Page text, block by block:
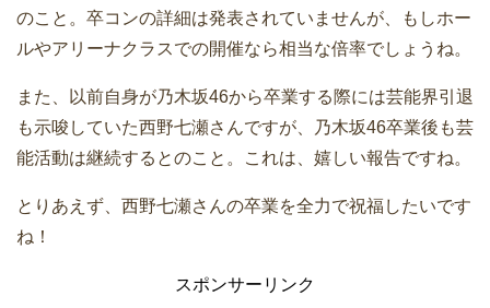
のこと。卒コンの詳細は発表されていませんが、もしホー
ルやアリーナクラスでの開催なら相当な倍率でしょうね。
また、以前自身が乃木坂46から卒業する際には芸能界引退
も示唆していた西野七瀬さんですが、乃木坂46卒業後も芸
能活動は継続するとのこと。これは、嬉しい報告ですね。
とりあえず、西野七瀬さんの卒業を全力で祝福したいです
ね！
スポンサーリンク